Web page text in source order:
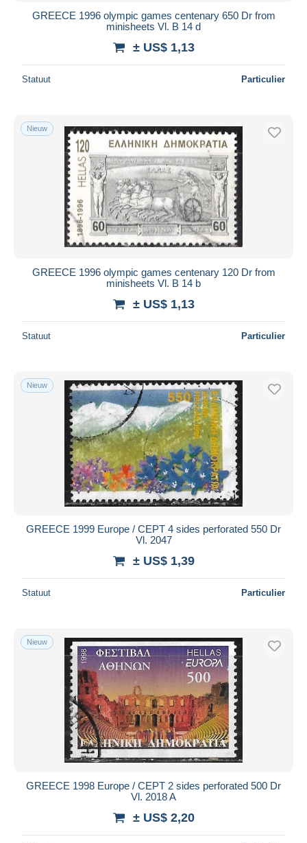
GREECE 1996 olympic games centenary 650 Dr from
minisheets Vl. B 14 d
± US$ 1,13
Statuut Particulier
Nieuw
GREECE 1996 olympic games centenary 120 Dr from
minisheets Vl. B 14 b
± US$ 1,13
Statuut Particulier
Nieuw
GREECE 1999 Europe / CEPT 4 sides perforated 550 Dr
Vl. 2047
± US$ 1,39
Statuut Particulier
Nieuw
GREECE 1998 Europe / CEPT 2 sides perforated 500 Dr
Vl. 2018 A
± US$ 2,20